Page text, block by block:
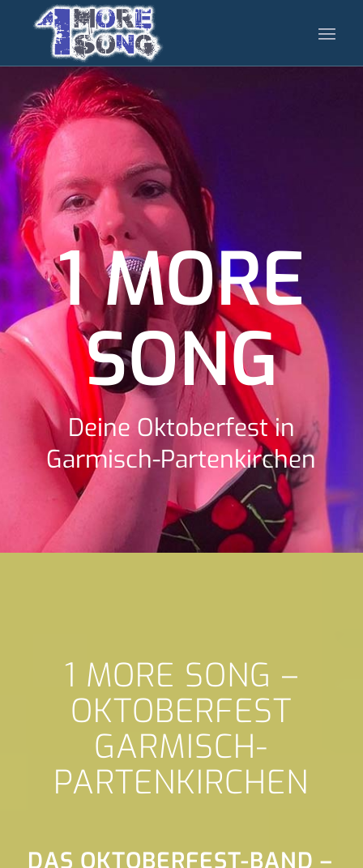
1 MORE
SONG
Deine Oktoberfest in
Garmisch-Partenkirchen
1 MORE SONG –
OKTOBERFEST
GARMISCH-
PARTENKIRCHEN
DAS OKTOBERFEST-BAND –